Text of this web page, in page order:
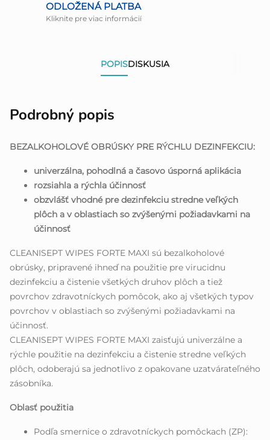
ODLOŽENÁ PLATBA
Kliknite pre viac informácií
POPISDISKUSIA
Podrobný popis
BEZALKOHOLOVÉ OBRÚSKY PRE RÝCHLU DEZINFEKCIU:
univerzálna, pohodlná a časovo úsporná aplikácia
rozsiahla a rýchla účinnosť
obzvlášť vhodné pre dezinfekciu stredne veľkých
plôch a v oblastiach so zvýšenými požiadavkami na
účinnosť
CLEANISEPT WIPES FORTE MAXI sú bezalkoholové
obrúsky, pripravené ihneď na použitie pre virucidnu
dezinfekciu a čistenie všetkých druhov plôch a tiež
povrchov zdravotníckych pomôcok, ako aj všetkých typov
povrchov v oblastiach so zvýšenými požiadavkami na
účinnosť.
CLEANISEPT WIPES FORTE MAXI zaisťujú univerzálne a
rýchle použitie na dezinfekciu a čistenie stredne veľkých
plôch, odoberajú sa jednotlivo z opakovane uzatvárateľného
zásobníka.
Oblasť použitia
Podľa smernice o zdravotníckych pomôckach (ZP):